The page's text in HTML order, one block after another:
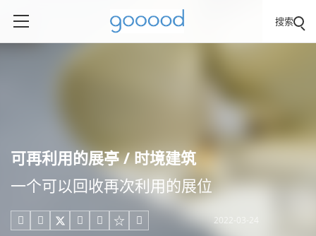
搜索
可再利用的展亭 / 时境建筑
一个可以回收再次利用的展位
     2022-03-24